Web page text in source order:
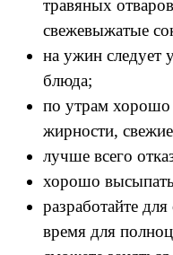
травяных
свежевыжатые
на ужин следует
блюда;
по утрам хорошо
жирности,
лучше всего
хорошо
разработайте
время для